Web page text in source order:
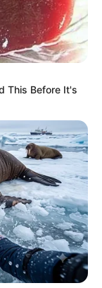
This Before It's